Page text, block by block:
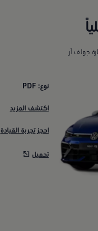
جولف آر
نوع: PDF
اكتشف المزيد
احجز تجربة القيادة
تحميل